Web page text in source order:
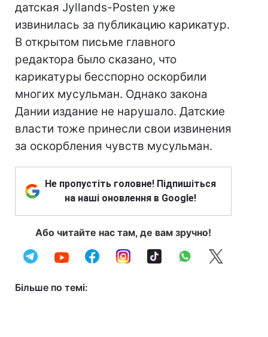
датская Jyllands-Posten уже
извинилась за публикацию карикатур.
В открытом письме главного
редактора было сказано, что
карикатуры бесспорно оскорбили
многих мусульман. Однако закона
Дании издание не нарушало. Датские
власти тоже принесли свои извинения
за оскорбления чувств мусульман.
Не пропустіть головне! Підпишіться
на наші оновлення в Google!
Або читайте нас там, де вам зручно!
Більше по темі: